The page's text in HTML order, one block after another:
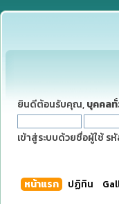
ยินดีต้อนรับคุณ, บุคคลทั่
เข้าสู่ระบบด้วยชื่อผู้ใช้ รหั
หน้าแรก ปฏิทิน